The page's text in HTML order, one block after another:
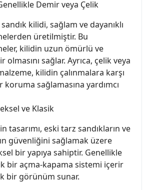
Demir veya Çelik
kilidi, sağlam ve dayanıklı
üretilmiştir. Bu
kilidin uzun ömürlü ve
olmasını sağlar. Ayrıca, çelik veya
kilidin çalınmalara karşı
koruma sağlamasına yardımcı
ve Klasik
tasarımı, eski tarz sandıkların ve
güvenliğini sağlamak üzere
bir yapıya sahiptir. Genellikle
bir açma-kapama sistemi içerir
bir görünüm sunar.